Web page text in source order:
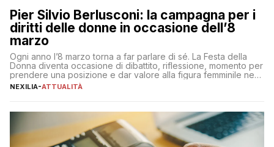
Pier Silvio Berlusconi: la campagna per i
diritti delle donne in occasione dell’8
marzo
Ogni anno l’8 marzo torna a far parlare di sé. La Festa della
Donna diventa occasione di dibattito, riflessione, momento per
prendere una posizione e dar valore alla figura femminile nella
sua complessità e crucialità. A lanciare un messaggio “forte e
NEXILIA-ATTUALITÀ